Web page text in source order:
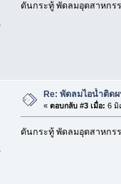
ดันกระทู้ พัดลมอุตสาหกร
Re: พัดลมไอน้ำติด
« ตอบกลับ #3 เมื่อ: 6 มิ
ดันกระทู้ พัดลมอุตสาหกร